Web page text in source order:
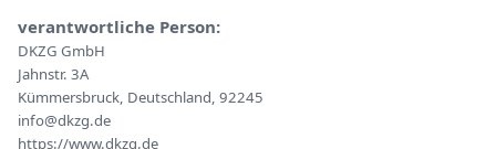
verantwortliche Person:
DKZG GmbH
Jahnstr. 3A
Kümmersbruck, Deutschland, 92245
info@dkzg.de
https://www.dkzg.de